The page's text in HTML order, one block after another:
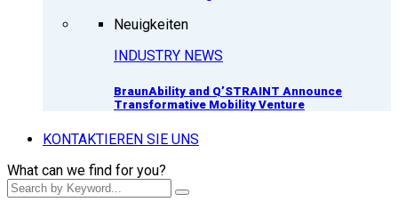
Neuigkeiten
INDUSTRY NEWS
BraunAbility and Q’STRAINT Announce
Transformative Mobility Venture
KONTAKTIEREN SIE UNS
What can we find for you?